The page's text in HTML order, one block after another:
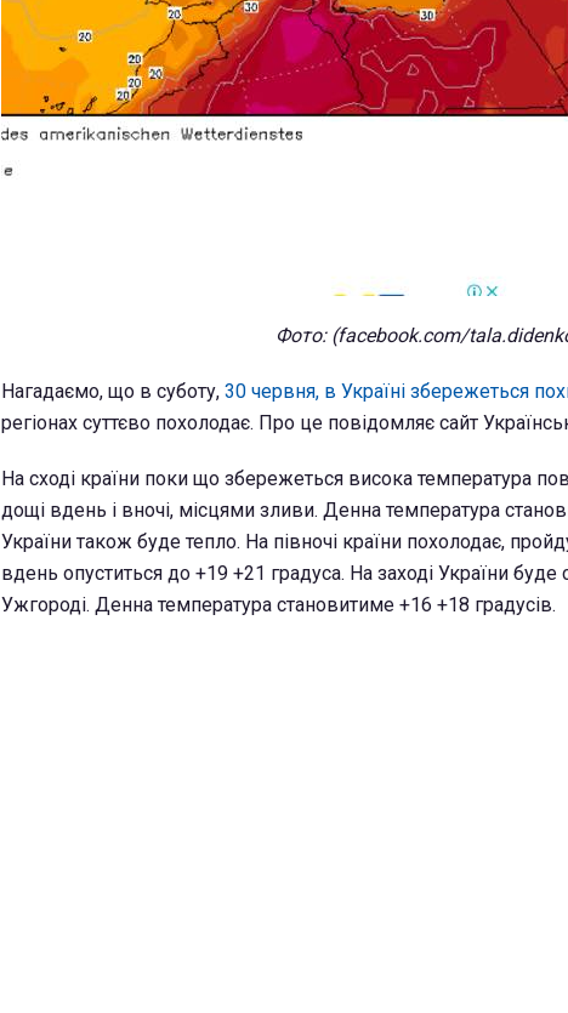
Фото: (facebook.com/
Нагадаємо, що в суботу, 30 червня, в Україні збережеться
регіонах суттєво похолодає. Про це повідомляє сайт
На сході країни поки що збережеться висока температура
дощі вдень і вночі, місцями зливи. Денна температура
України також буде тепло. На півночі країни похолодає,
вдень опуститься до +19 +21 градуса. На заході України
Ужгороді. Денна температура становитиме +16 +18 градусів.